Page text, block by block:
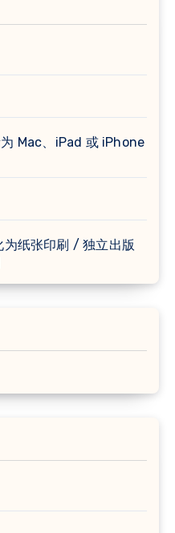
Mac、iPad 或 iPhone
纸张印刷 / 独立出版